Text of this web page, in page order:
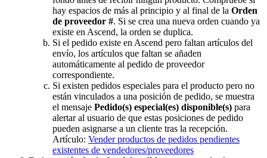
hay espacios de más al principio y al final de la Orden
de proveedor #. Si se crea una nueva orden cuando ya
existe en Ascend, la orden se duplica.
Si el pedido existe en Ascend pero faltan artículos del
envío, los artículos que faltan se añaden
automáticamente al pedido de proveedor
correspondiente.
Si existen pedidos especiales para el producto pero no
están vinculados a una posición de pedido, se muestra
el mensaje Pedido(s) especial(es) disponible(s) para
alertar al usuario de que estas posiciones de pedido
pueden asignarse a un cliente tras la recepción.
Artículo: Vender productos de pedidos pendientes
existentes de vendedores/proveedores